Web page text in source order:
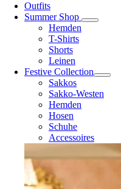
Outfits
Summer Shop
Hemden
T-Shirts
Shorts
Leinen
Festive Collection
Sakkos
Sakko-Westen
Hemden
Hosen
Schuhe
Accessoires